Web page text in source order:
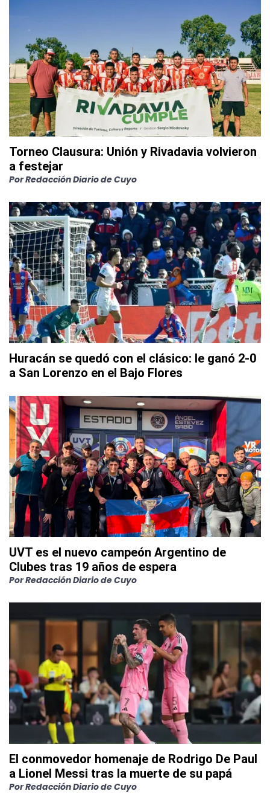
Torneo Clausura: Unión y Rivadavia volvieron
a festejar
PorRedacción Diario de Cuyo
Huracán se quedó con el clásico: le ganó 2-0
a San Lorenzo en el Bajo Flores
UVT es el nuevo campeón Argentino de
Clubes tras 19 años de espera
PorRedacción Diario de Cuyo
El conmovedor homenaje de Rodrigo De Paul
a Lionel Messi tras la muerte de su papá
PorRedacción Diario de Cuyo